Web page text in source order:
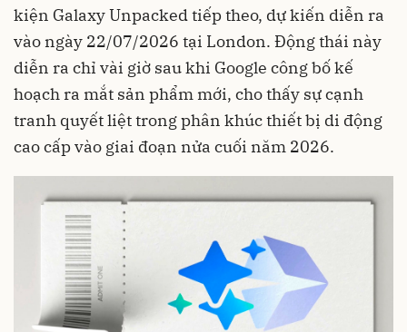
kiện Galaxy Unpacked tiếp theo, dự kiến diễn ra
vào ngày 22/07/2026 tại London. Động thái này
diễn ra chỉ vài giờ sau khi Google công bố kế
hoạch ra mắt sản phẩm mới, cho thấy sự cạnh
tranh quyết liệt trong phân khúc thiết bị di động
cao cấp vào giai đoạn nửa cuối năm 2026.